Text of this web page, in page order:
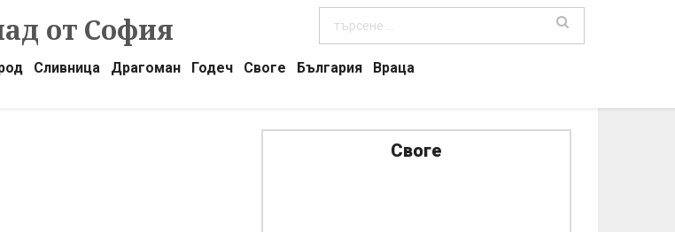
от София
Сливница Драгоман Годеч Своге България
Враца
Своге